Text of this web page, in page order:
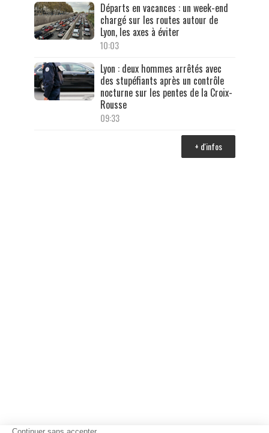
Départs en vacances : un week-end
chargé sur les routes autour de
Lyon, les axes à éviter
10:03
Lyon : deux hommes arrêtés avec
des stupéfiants après un contrôle
nocturne sur les pentes de la Croix-
Rousse
09:33
+ d'infos